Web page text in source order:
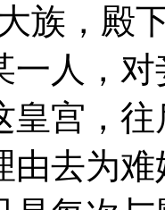
族，殿
一人，
皇宫，
由去为